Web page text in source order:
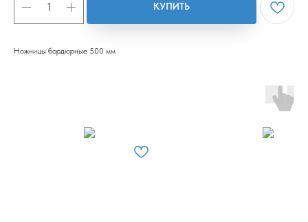
КУПИТЬ
Ножницы бордюрные 500 мм